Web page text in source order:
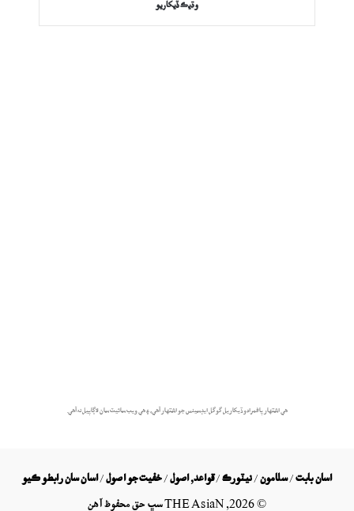
وڌيڪ ڏيکاريو
هي اشتهار پاڻمرادو ڏيکاريل گوگل ايڊسينس جو اشتهار آهي، ۽ هي ويب سائيٽ سان لاڳاپيل نه آهي.
اسان بابت/سلامون/نيٽورڪ/قواعد, اصول/خفيت جو اصول/اسان سان رابطو ڪيو
©
2026, THE AsiaN سڀ حق محفوظ آھن